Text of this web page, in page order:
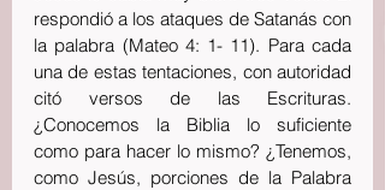
respondió a los ataques de Satanás con
la palabra (Mateo 4: 1- 11). Para cada
una de estas tentaciones, con autoridad
citó versos de las Escrituras.
¿Conocemos la Biblia lo suficiente
como para hacer lo mismo? ¿Tenemos,
como Jesús, porciones de la Palabra